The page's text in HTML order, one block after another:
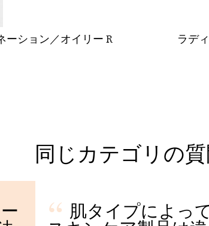
ーション／オイリー R ラデ
同じカテゴリの
肌タイプによっ